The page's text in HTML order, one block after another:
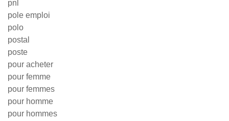
pnl
pole emploi
polo
postal
poste
pour acheter
pour femme
pour femmes
pour homme
pour hommes